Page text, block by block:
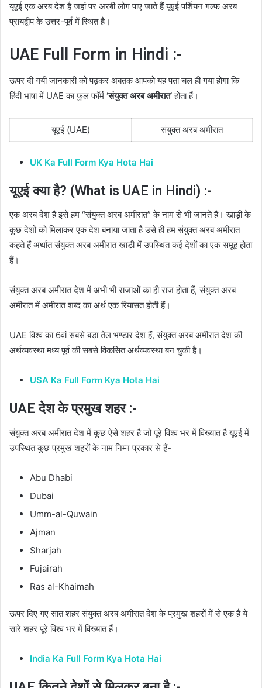
यूएई एक अरब देश है जहां पर अरबी लोग पाए जाते हैं यूएई पर्शियन गल्फ अरब
प्रायद्वीप के उत्तर-पूर्व में स्थित है।
UAE Full Form in Hindi :-
ऊपर दी गयी जानकारी को पढ़कर अबतक आपको यह पता चल ही गया होगा कि
हिंदी भाषा में UAE का फुल फॉर्म ‘संयुक्त अरब अमीरात’होता हैं।
यूएई (UAE) संयुक्त अरब अमीरात
UK Ka Full Form Kya Hota Hai
यूएई क्या है? (What is UAE in Hindi) :-
एक अरब देश है इसे हम “संयुक्त अरब अमीरात” के नाम से भी जानते हैं। खाड़ी के
कुछ देशों को मिलाकर एक देश बनाया जाता है उसे ही हम संयुक्त अरब अमीरात
कहते हैं अर्थात संयुक्त अरब अमीरात खाड़ी में उपस्थित कई देशों का एक समूह होता
हैं।
संयुक्त अरब अमीरात देश में अभी भी राजाओं का ही राज होता हैं, संयुक्त अरब
अमीरात में अमीरात शब्द का अर्थ एक रियासत होती हैं।
UAE विश्व का 6वां सबसे बड़ा तेल भण्डार देश हैं, संयुक्त अरब अमीरात देश की
अर्थव्यवस्था मध्य पूर्व की सबसे विकसित अर्थव्यवस्था बन चुकी है।
USA Ka Full Form Kya Hota Hai
UAE देश के प्रमुख शहर :-
संयुक्त अरब अमीरात देश में कुछ ऐसे शहर है जो पूरे विश्व भर में विख्यात है यूएई में
उपस्थित कुछ प्रमुख शहरों के नाम निम्न प्रकार से हैं-
Abu Dhabi
Dubai
Umm-al-Quwain
Ajman
Sharjah
Fujairah
Ras al-Khaimah
ऊपर दिए गए सात शहर संयुक्त अरब अमीरात देश के प्रमुख शहरों में से एक है ये
सारे शहर पूरे विश्व भर में विख्यात हैं।
India Ka Full Form Kya Hota Hai